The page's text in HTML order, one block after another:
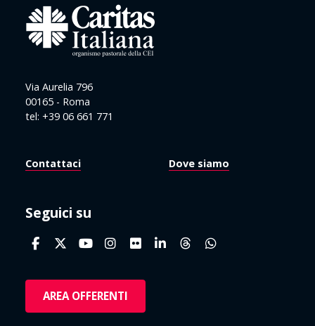
Via Aurelia 796
00165 - Roma
tel: +39 06 661 771
Contattaci Dove siamo
Seguici su
AREA OFFERENTI